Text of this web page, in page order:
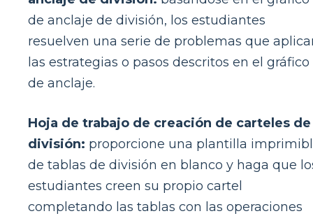
de anclaje de división, los estudiantes
resuelven una serie de problemas que
las estrategias o pasos descritos en el gráfico
de anclaje.
Hoja de trabajo de creación de carteles de
división: proporcione una plantilla
de tablas de división en blanco y haga que
estudiantes creen su propio cartel
completando las tablas con las operaciones